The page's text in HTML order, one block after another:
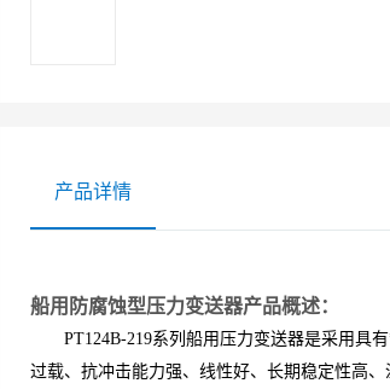
产品详情
船用防腐蚀型压力变送器产品概述：
PT124B-219系列船用压力变送器是采用具有
过载、抗冲击能力强、线性好、长期稳定性高